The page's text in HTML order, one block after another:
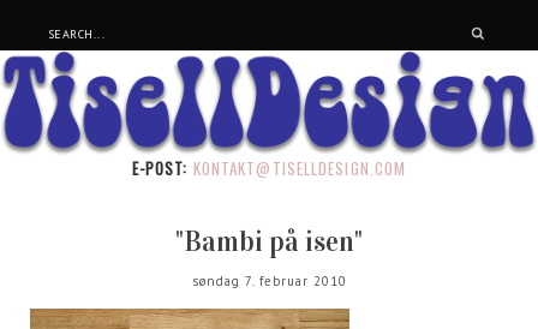
E-POST: KONTAKT@TISELLDESIGN.COM
"Bambi på isen"
søndag 7. februar 2010